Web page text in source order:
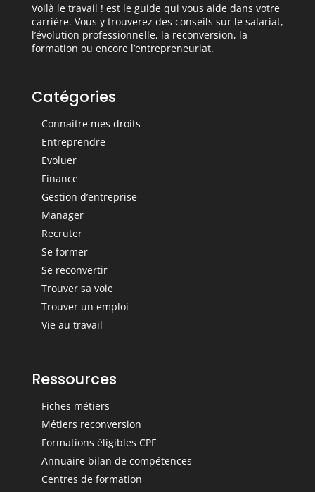
Voilà le travail ! est le guide qui vous aide dans votre
carrière. Vous y trouverez des conseils sur le salariat,
l’évolution professionnelle, la reconversion, la
formation ou encore l’entrepreneuriat.
Catégories
Connaitre mes droits
Entreprendre
Evoluer
Finance
Gestion d’entreprise
Manager
Recruter
Se former
Se reconvertir
Trouver sa voie
Trouver un emploi
Vie au travail
Ressources
Fiches métiers
Métiers reconversion
Formations éligibles CPF
Annuaire bilan de compétences
Centres de formation